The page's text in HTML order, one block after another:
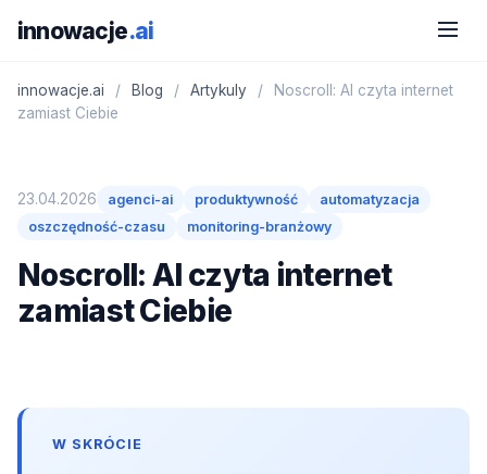
innowacje.ai
innowacje.ai / Blog / Artykuly /
Noscroll: AI czyta internet
zamiast Ciebie
23.04.2026 agenci-ai produktywność
automatyzacja
oszczędność-czasu
monitoring-branżowy
Noscroll: AI czyta internet
zamiast Ciebie
W SKRÓCIE